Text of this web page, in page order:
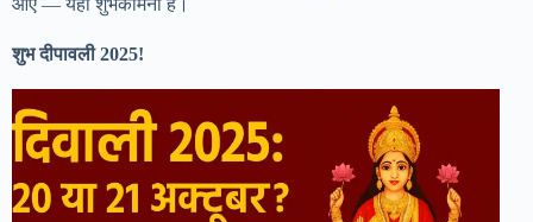
आए — यही शुभकामना है।
शुभ दीपावली 2025!